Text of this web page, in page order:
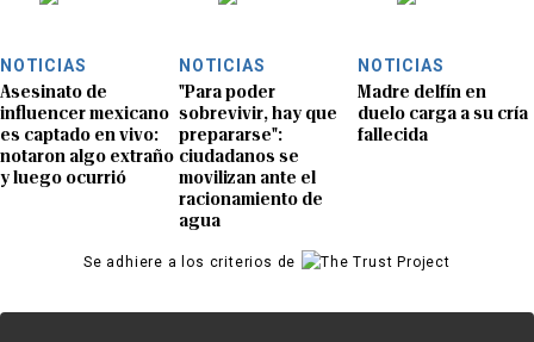
NOTICIAS
Asesinato de
influencer mexicano
es captado en vivo:
notaron algo extraño
y luego ocurrió
NOTICIAS
"Para poder
sobrevivir, hay que
prepararse":
ciudadanos se
movilizan ante el
racionamiento de
agua
NOTICIAS
Madre delfín en
duelo carga a su cría
fallecida
Se adhiere a los criterios de